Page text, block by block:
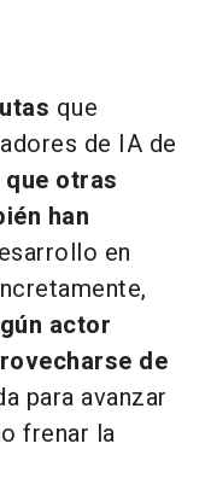
que
de IA de
otras
han
en
actor
de
para avanzar
frenar la